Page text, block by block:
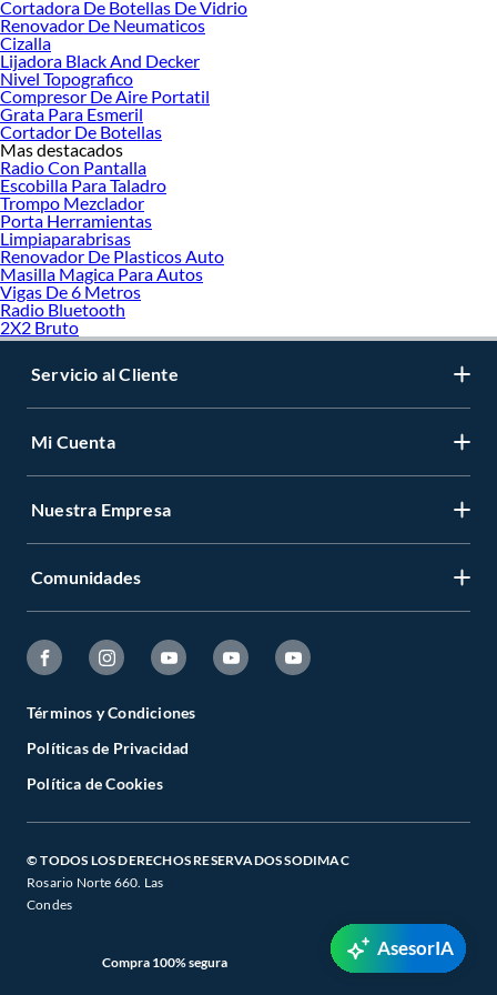
Cortadora De Botellas De Vidrio
Renovador De Neumaticos
Cizalla
Lijadora Black And Decker
Nivel Topografico
Compresor De Aire Portatil
Grata Para Esmeril
Cortador De Botellas
Mas destacados
Radio Con Pantalla
Escobilla Para Taladro
Trompo Mezclador
Porta Herramientas
Limpiaparabrisas
Renovador De Plasticos Auto
Masilla Magica Para Autos
Vigas De 6 Metros
Radio Bluetooth
2X2 Bruto
Servicio al Cliente
Mi Cuenta
Nuestra Empresa
Comunidades
Términos y Condiciones
Políticas de Privacidad
Política de Cookies
© TODOS LOS DERECHOS RESERVADOS SODIMAC
Rosario Norte 660. Las
Condes
Compra 100% segura
AsesorIA